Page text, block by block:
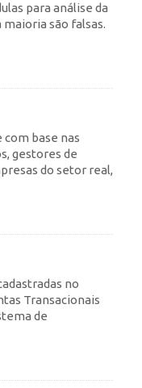
para análise da
são falsas.
base nas
gestores de
do setor real,
no
Transacionais
de